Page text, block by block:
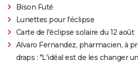
Bison Futé
Lunettes pour l'éclipse
Carte de l'éclipse solaire du 12 août
Alvaro Fernandez, pharmacien, à
draps : "L'idéal est de les changer